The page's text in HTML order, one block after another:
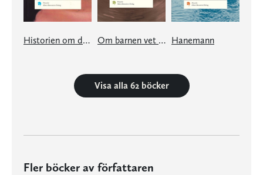
Historien om det gamla barnet Om barnen vet man ingenting Hanemann
Visa alla 62 böcker
Fler böcker av författaren